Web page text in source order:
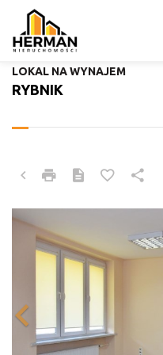
RYBNIK
LOKAL NA WYNAJEM